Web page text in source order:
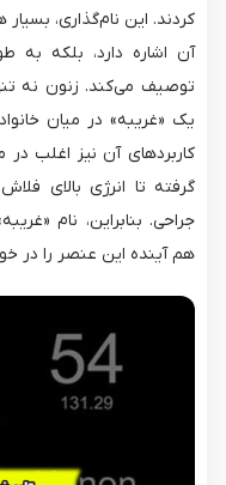
کردند. این نام‌گذاری،
آن اشاره دارد، بلکه به
توصیف می‌کند. زنون نه
یک «غریبه» در میان
کاربردهای آن نیز اغلب
گرفته تا انرژی بالای
جراحی. بنابراین، نام
هم آینده این عنصر را در